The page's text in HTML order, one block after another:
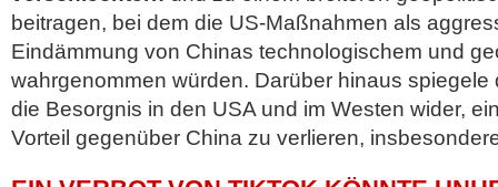
beitragen, bei dem die US-Maßnahmen als
Eindämmung von Chinas technologischem und
wahrgenommen würden. Darüber hinaus spiegele
die Besorgnis in den USA und im Westen wider,
Vorteil gegenüber China zu verlieren,